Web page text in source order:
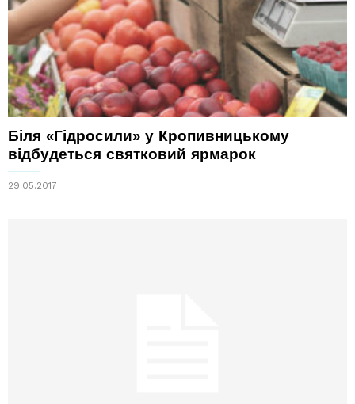
Біля «Гідросили» у Кропивницькому
відбудеться святковий ярмарок
29.05.2017